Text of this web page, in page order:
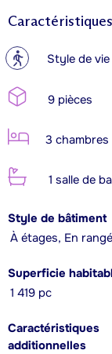
Caractéristiques
? Style de vie
9 pièces
3 chambres
1 salle de
Style de bâtiment
À étages, En
Superficie
1 419 pc
Caractéristiques
additionnelles